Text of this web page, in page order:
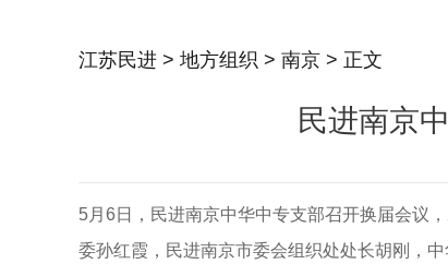
江苏民进 > 地方组织 > 南京 > 正文
民进南京
5月6日，民进南京中华中专支部召开换届会议
委孙红霞，民进南京市委会组织处处长胡刚，